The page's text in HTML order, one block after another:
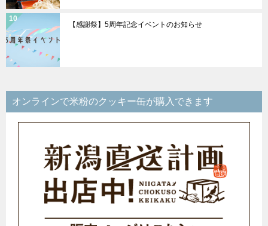
【感謝祭】5周年記念イベントのお知らせ
オンラインで米粉のクッキー缶が購入できます